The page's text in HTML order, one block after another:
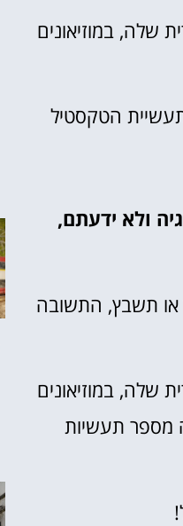
שלה, במוזיאונים
הטקסטיל
ולא ידעתם,
או תשבץ, התשובה
שלה, במוזיאונים
מספר תעשיות